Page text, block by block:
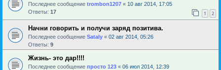
Последнее сообщение trombon1207 « 10 авг 2014, 17:05
Ответы: 17 1 2
Начни говорить и получи заряд позитива.
Последнее сообщение Sataly « 02 авг 2014, 05:26
Ответы: 9
Жизнь- это дар!!!!
Последнее сообщение просто 123 « 06 июл 2014, 12:39